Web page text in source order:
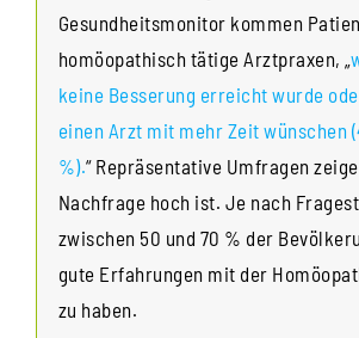
Gesundheitsmonitor kommen
homöopathisch tätige Arztpraxen, „
keine Besserung erreicht wurde
einen Arzt mit mehr Zeit wünschen
%).“ Repräsentative Umfragen
Nachfrage hoch ist. Je nach
zwischen 50 und 70 % der
gute Erfahrungen mit der
zu haben.